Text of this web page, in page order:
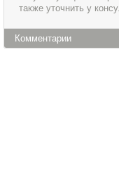
также уточнить у
Комментарии